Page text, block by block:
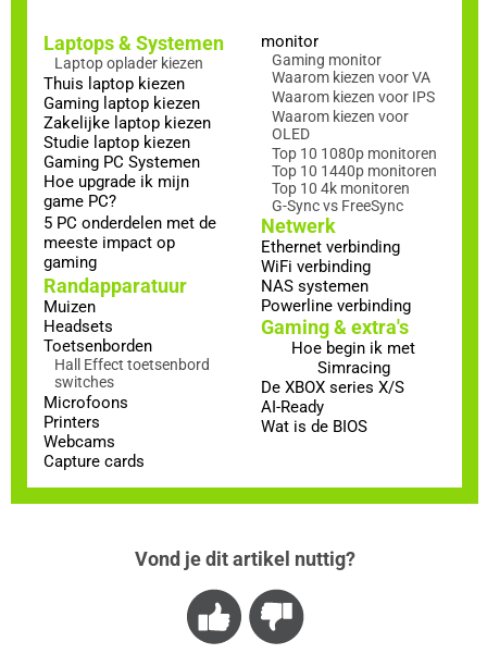
Laptops & Systemen
Laptop oplader kiezen
Thuis laptop kiezen
Gaming laptop kiezen
Zakelijke laptop kiezen
Studie laptop kiezen
Gaming PC Systemen
Hoe upgrade ik mijn
game PC?
5 PC onderdelen met de
meeste impact op
gaming
Randapparatuur
Muizen
Headsets
Toetsenborden
Hall Effect toetsenbord
switches
Microfoons
Printers
Webcams
Capture cards
monitor
Gaming monitor
Waarom kiezen voor VA
Waarom kiezen voor IPS
Waarom kiezen voor
OLED
Top 10 1080p monitoren
Top 10 1440p monitoren
Top 10 4k monitoren
G-Sync vs FreeSync
Netwerk
Ethernet verbinding
WiFi verbinding
NAS systemen
Powerline verbinding
Gaming & extra's
Hoe begin ik met
Simracing
De XBOX series X/S
AI-Ready
Wat is de BIOS
Vond je dit artikel nuttig?